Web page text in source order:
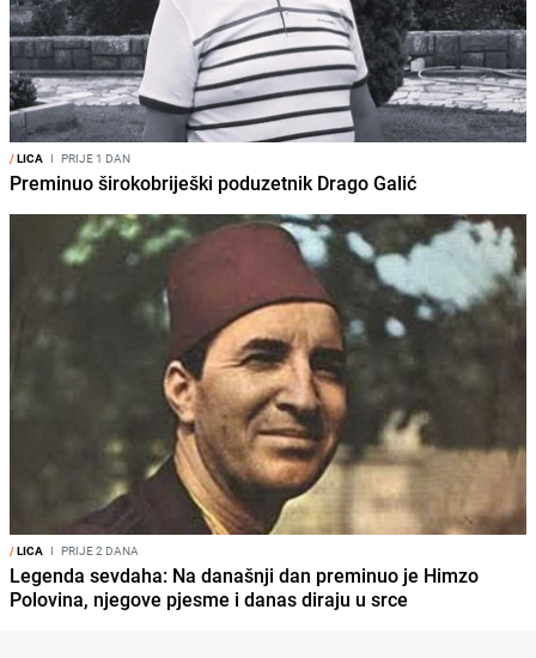
/LICA I PRIJE 1 DAN
Preminuo širokobriješki poduzetnik Drago Galić
/LICA I PRIJE 2 DANA
Legenda sevdaha: Na današnji dan preminuo je Himzo
Polovina, njegove pjesme i danas diraju u srce